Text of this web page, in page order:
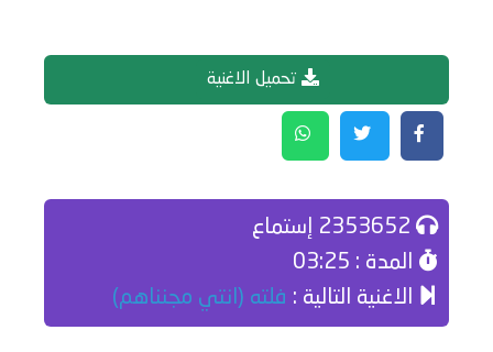
تحميل الاغنية
المدة : 03:25
الاغنية التالية : فلته (انتي مجنناهم)